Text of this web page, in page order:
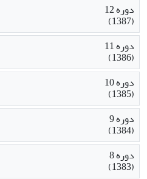
دوره 12
(1387)
دوره 11
(1386)
دوره 10
(1385)
دوره 9
(1384)
دوره 8
(1383)